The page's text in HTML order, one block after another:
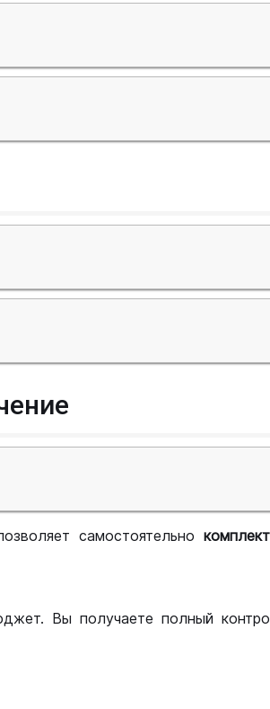
самостоятельно
Вы получаете полный